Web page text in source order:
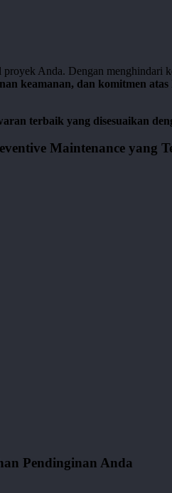
Anda. Dengan
keamanan, dan komitmen atas
terbaik yang disesuaikan
Maintenance yang
Pendinginan Anda